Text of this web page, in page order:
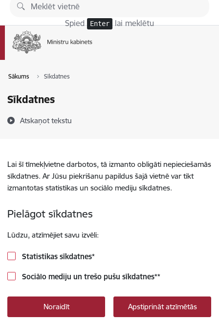
Pāriet uz lapas saturu
Spied Enter lai meklētu
Sākums Sīkdatnes
Sīkdatnes
Atskaņot tekstu
Lai šī tīmekļvietne darbotos, tā izmanto obligāti nepieciešamās
sīkdatnes. Ar Jūsu piekrišanu papildus šajā vietnē var tikt
izmantotas statistikas un sociālo mediju sīkdatnes.
Pielāgot sīkdatnes
Lūdzu, atzīmējiet savu izvēli:
Statistikas sīkdatnes*
Sociālo mediju un trešo pušu sīkdatnes**
Noraidīt Apstiprināt atzīmētās